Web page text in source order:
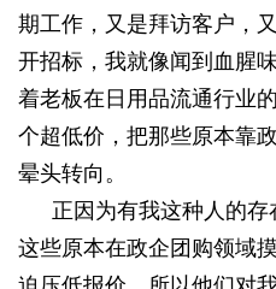
期工作，又是拜访客户，
开招标，我就像闻到血腥
着老板在日用品流通行业
个超低价，把那些原本靠
晕头转向。
正因为有我这种人的存
这些原本在政企团购领域